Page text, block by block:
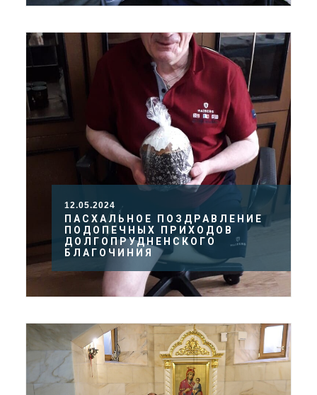
12.05.2024
ПАСХАЛЬНОЕ ПОЗДРАВЛЕНИЕ
ПОДОПЕЧНЫХ ПРИХОДОВ
ДОЛГОПРУДНЕНСКОГО
БЛАГОЧИНИЯ